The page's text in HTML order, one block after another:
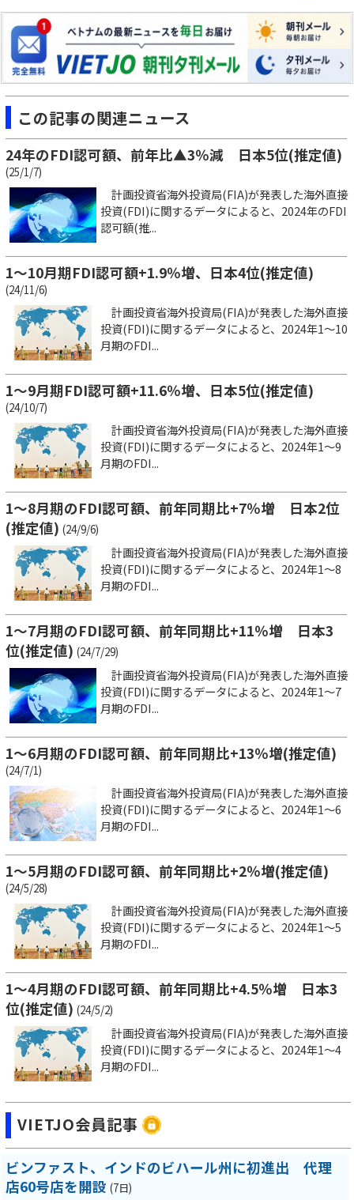
この記事の関連ニュース
24年のFDI認可額、前年比▲3％減 日本5位(推定値)
(25/1/7)
計画投資省海外投資局(FIA)が発表した海外直接
投資(FDI)に関するデータによると、2024年のFDI
認可額(推...
1～10月期FDI認可額+1.9％増、日本4位(推定値)
(24/11/6)
計画投資省海外投資局(FIA)が発表した海外直接
投資(FDI)に関するデータによると、2024年1～10
月期のFDI...
1～9月期FDI認可額+11.6％増、日本5位(推定値)
(24/10/7)
計画投資省海外投資局(FIA)が発表した海外直接
投資(FDI)に関するデータによると、2024年1～9
月期のFDI...
1～8月期のFDI認可額、前年同期比+7％増 日本2位
(推定値) (24/9/6)
計画投資省海外投資局(FIA)が発表した海外直接
投資(FDI)に関するデータによると、2024年1～8
月期のFDI...
1～7月期のFDI認可額、前年同期比+11％増 日本3
位(推定値) (24/7/29)
計画投資省海外投資局(FIA)が発表した海外直接
投資(FDI)に関するデータによると、2024年1～7
月期のFDI...
1～6月期のFDI認可額、前年同期比+13％増(推定値)
(24/7/1)
計画投資省海外投資局(FIA)が発表した海外直接
投資(FDI)に関するデータによると、2024年1～6
月期のFDI...
1～5月期のFDI認可額、前年同期比+2％増(推定値)
(24/5/28)
計画投資省海外投資局(FIA)が発表した海外直接
投資(FDI)に関するデータによると、2024年1～5
月期のFDI...
1～4月期のFDI認可額、前年同期比+4.5％増 日本3
位(推定値) (24/5/2)
計画投資省海外投資局(FIA)が発表した海外直接
投資(FDI)に関するデータによると、2024年1～4
月期のFDI...
VIETJO会員記事
ビンファスト、インドのビハール州に初進出 代理
店60号店を開設 (7日)